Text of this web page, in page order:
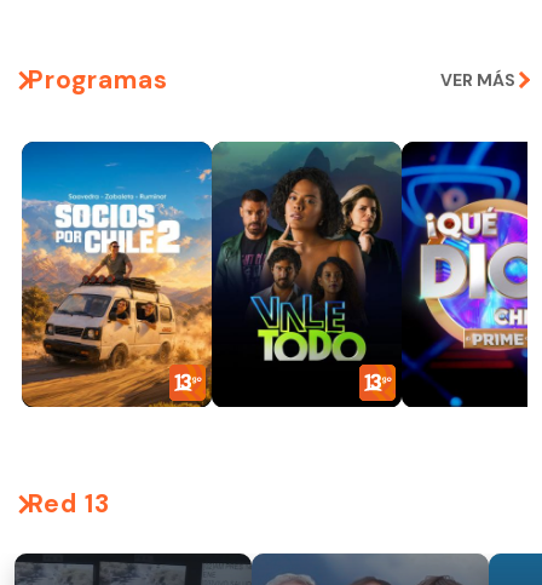
Programas VER MÁS
Red 13